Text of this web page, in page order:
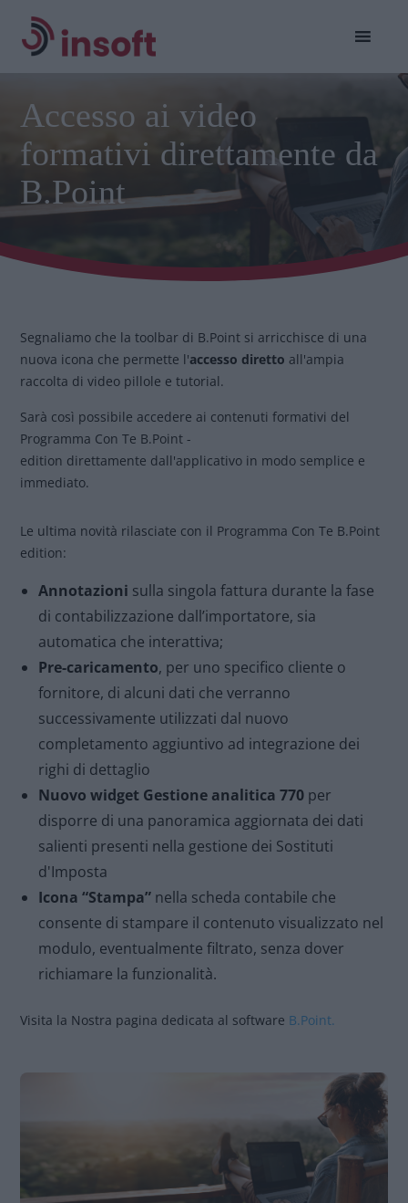
Accesso ai video
formativi direttamente da
B.Point
Segnaliamo che la toolbar di B.Point si arricchisce di una
nuova icona che permette l'accesso diretto all'ampia
raccolta di video pillole e tutorial.
Sarà così possibile accedere ai contenuti formativi del
Programma Con Te B.Point -
edition direttamente dall'applicativo in modo semplice e
immediato.
Le ultima novità rilasciate con il Programma Con Te B.Point
edition:
Annotazioni sulla singola fattura durante la fase
di contabilizzazione dall’importatore, sia
automatica che interattiva;
Pre-caricamento, per uno specifico cliente o
fornitore, di alcuni dati che verranno
successivamente utilizzati dal nuovo
completamento aggiuntivo ad integrazione dei
righi di dettaglio
Nuovo widget Gestione analitica 770 per
disporre di una panoramica aggiornata dei dati
salienti presenti nella gestione dei Sostituti
d'Imposta
Icona “Stampa” nella scheda contabile che
consente di stampare il contenuto visualizzato nel
modulo, eventualmente filtrato, senza dover
richiamare la funzionalità.
Visita la Nostra pagina dedicata al software B.Point.